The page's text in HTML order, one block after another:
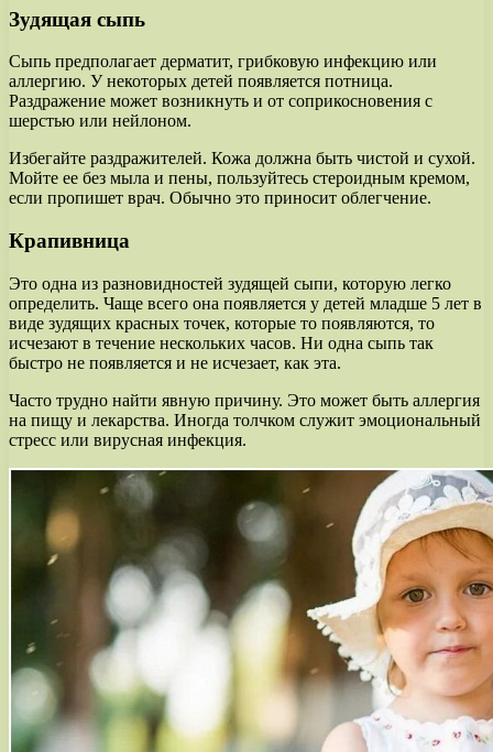
Зудящая сыпь
Сыпь предполагает дерматит, грибковую инфекцию или
аллергию. У некоторых детей появляется потница.
Раздражение может возникнуть и от соприкосновения с
шерстью или нейлоном.
Избегайте раздражителей. Кожа должна быть чистой и сухой.
Мойте ее без мыла и пены, пользуйтесь стероидным кремом,
если пропишет врач. Обычно это приносит облегчение.
Крапивница
Это одна из разновидностей зудящей сыпи, которую легко
определить. Чаще всего она появляется у детей младше 5 лет в
виде зудящих красных точек, которые то появляются, то
исчезают в течение нескольких часов. Ни одна сыпь так
быстро не появляется и не исчезает, как эта.
Часто трудно найти явную причину. Это может быть аллергия
на пищу и лекарства. Иногда толчком служит эмоциональный
стресс или вирусная инфекция.